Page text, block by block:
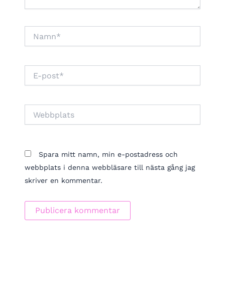
post*
Spara mitt namn, min e-postadress och
webbplats i denna webbläsare till nästa gång jag
skriver en kommentar.